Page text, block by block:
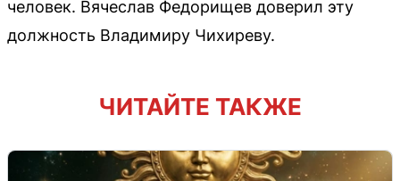
человек. Вячеслав Федорищев доверил эту
должность Владимиру Чихиреву.
ЧИТАЙТЕ ТАКЖЕ